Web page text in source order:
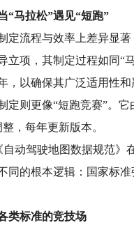
“马拉松”遇见“短跑”
流程与效率上差异显著
，其制定过程如同“马
，以确保其广泛适用性
则更像“短跑竞赛”。它
，每年更新版本。
动驾驶地图数据规范》
的根本逻辑：国家标准
类标准的竞技场